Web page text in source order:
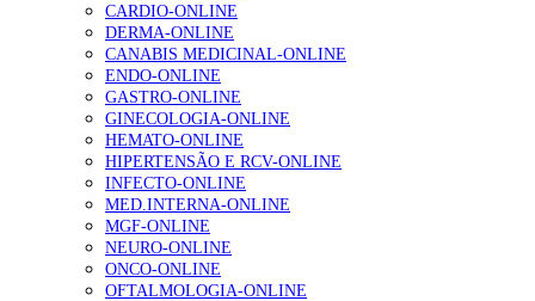
1.º Episódio do Podcast “Frequência Cardio – Sintoniza-
te na Insuficiência Cardíaca” da Bayer
169 visualizações
Alguns milhares de utentes podem ficar sem médico de
família com nova regras do registo, alerta associação
132 visualizações
CARDIO-ONLINE
DERMA-ONLINE
CANABIS MEDICINAL-ONLINE
ENDO-ONLINE
GASTRO-ONLINE
GINECOLOGIA-ONLINE
HEMATO-ONLINE
HIPERTENSÃO E RCV-ONLINE
INFECTO-ONLINE
MED.INTERNA-ONLINE
MGF-ONLINE
NEURO-ONLINE
ONCO-ONLINE
OFTALMOLOGIA-ONLINE